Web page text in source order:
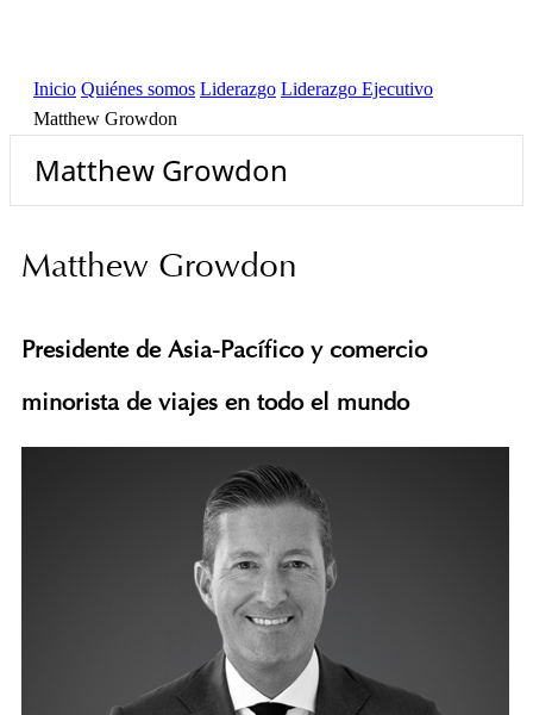
Inicio Quiénes somos Liderazgo Liderazgo Ejecutivo
Matthew Growdon
Matthew Growdon
Matthew Growdon
Presidente de Asia-Pacífico y comercio
minorista de viajes en todo el mundo